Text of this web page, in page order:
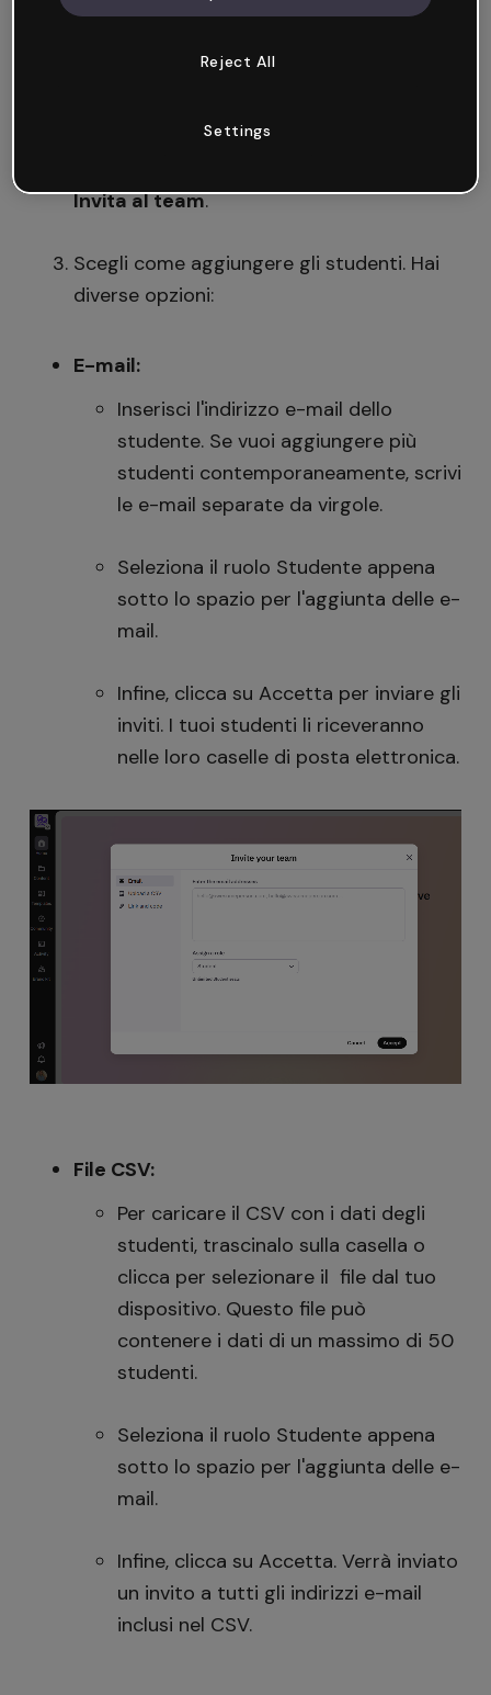
Aggiungi studenti dalle Impostazioni
Invita al team.
Scegli come aggiungere gli studenti. Hai
diverse opzioni:
E-mail:
Inserisci l'indirizzo e-mail dello
studente. Se vuoi aggiungere più
studenti contemporaneamente, scrivi
le e-mail separate da virgole.
Seleziona il ruolo Studente appena
sotto lo spazio per l'aggiunta delle e-
mail.
Infine, clicca su Accetta per inviare gli
inviti. I tuoi studenti li riceveranno
nelle loro caselle di posta elettronica.
File CSV:
Per caricare il CSV con i dati degli
studenti, trascinalo sulla casella o
clicca per selezionare il file dal tuo
dispositivo. Questo file può
contenere i dati di un massimo di 50
studenti.
Seleziona il ruolo Studente appena
sotto lo spazio per l'aggiunta delle e-
mail.
Infine, clicca su Accetta. Verrà inviato
un invito a tutti gli indirizzi e-mail
inclusi nel CSV.
Reject All
Settings